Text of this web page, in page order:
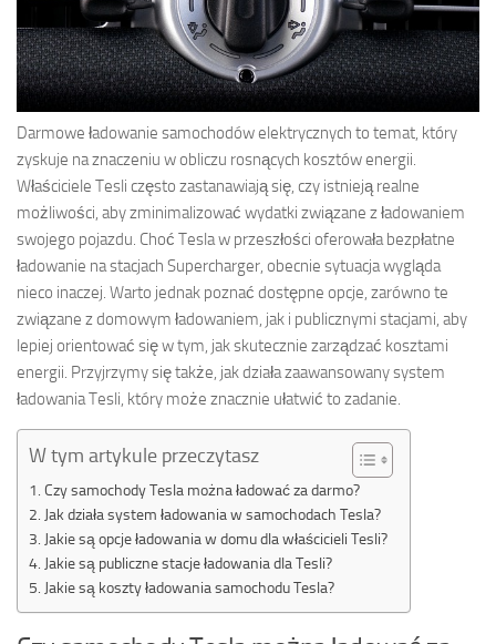
Darmowe ładowanie samochodów elektrycznych to temat, który
zyskuje na znaczeniu w obliczu rosnących kosztów energii.
Właściciele Tesli często zastanawiają się, czy istnieją realne
możliwości, aby zminimalizować wydatki związane z ładowaniem
swojego pojazdu. Choć Tesla w przeszłości oferowała bezpłatne
ładowanie na stacjach Supercharger, obecnie sytuacja wygląda
nieco inaczej. Warto jednak poznać dostępne opcje, zarówno te
związane z domowym ładowaniem, jak i publicznymi stacjami, aby
lepiej orientować się w tym, jak skutecznie zarządzać kosztami
energii. Przyjrzymy się także, jak działa zaawansowany system
ładowania Tesli, który może znacznie ułatwić to zadanie.
W tym artykule przeczytasz
Czy samochody Tesla można ładować za darmo?
Jak działa system ładowania w samochodach Tesla?
Jakie są opcje ładowania w domu dla właścicieli Tesli?
Jakie są publiczne stacje ładowania dla Tesli?
Jakie są koszty ładowania samochodu Tesla?